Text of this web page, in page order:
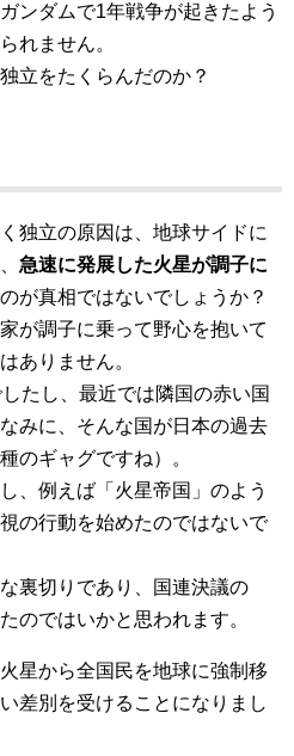
ンダムで1年戦争が起きたよう
れません。
立をたくらんだのか？
独立の原因は、地球サイドに
急速に発展した火星が調子に
が真相ではないでしょうか？
が調子に乗って野心を抱いて
ありません。
たし、最近では隣国の赤い国
みに、そんな国が日本の過去
のギャグですね）。
、例えば「火星帝国」のよう
の行動を始めたのではないで
裏切りであり、国連決議の
のではいかと思われます。
星から全国民を地球に強制移
差別を受けることになりまし